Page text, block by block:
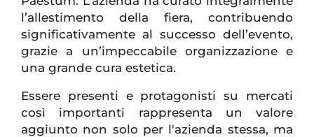
l’allestimento della fiera, contribuendo
significativamente al successo dell’evento,
grazie a un’impeccabile organizzazione e
una grande cura estetica.
Essere presenti e protagonisti su mercati
così importanti rappresenta un valore
aggiunto non solo per l'azienda stessa, ma